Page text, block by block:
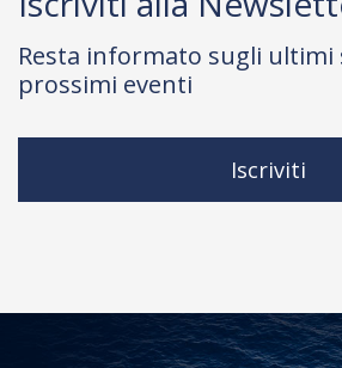
Resta informato sugli ultimi
prossimi eventi
Iscriviti